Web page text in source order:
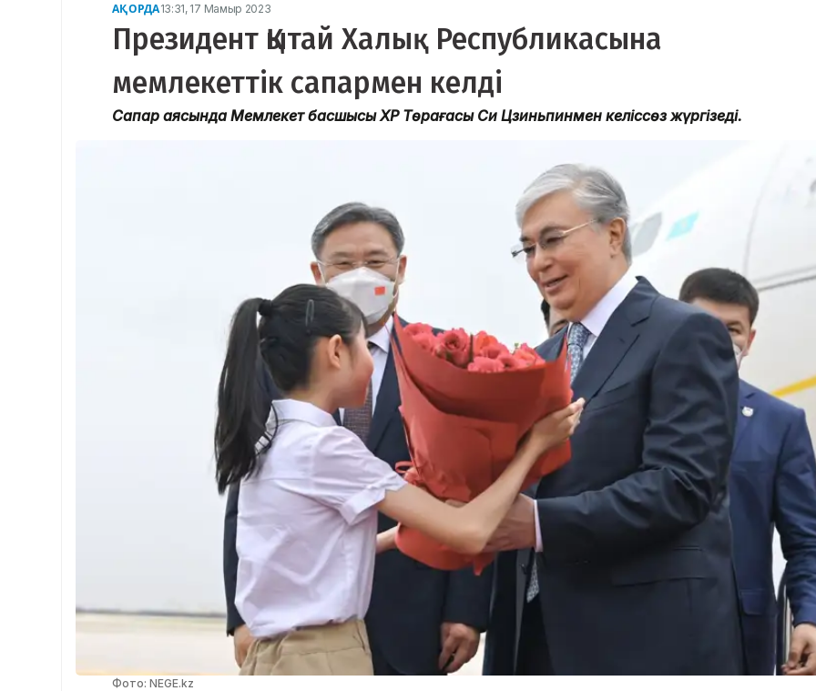
АҚОРДА13:31, 17 Мамыр 2023
Президент Қытай Халық Республикасына
мемлекеттік сапармен келді
Сапар аясында Мемлекет басшысы ҚХР Төрағасы Си Цзиньпинмен келіссөз жүргізеді.
Фото: NEGE.kz